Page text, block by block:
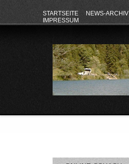
STARTSEITE NEWS-ARCHIV
IMPRESSUM